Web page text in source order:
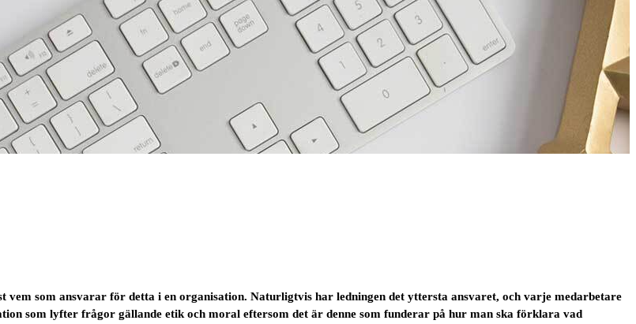
som ansvarar för detta i en organisation. Naturligtvis har ledningen det yttersta ansvaret, och varje medarbetare
som lyfter frågor gällande etik och moral eftersom det är denne som funderar på hur man ska förklara vad